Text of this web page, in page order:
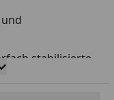
stabilisierte
leuchtende